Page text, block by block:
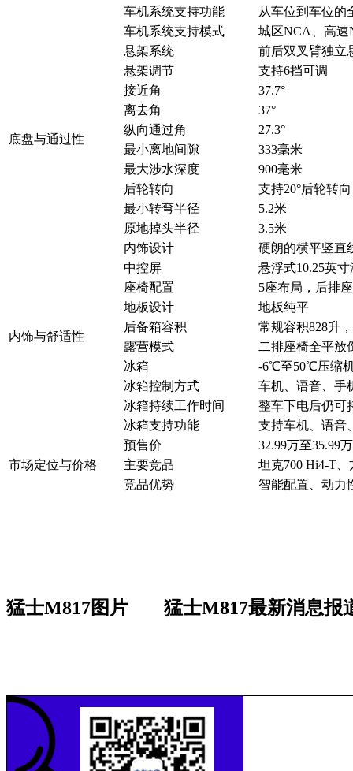
车机系统支持功能
从车位到车位的
车机系统支持模式
城区NCA、高速
底盘与通过性
悬架系统
前后双叉臂独立
悬架调节
支持6挡可调
接近角
37.7°
离去角
37°
纵向通过角
27.3°
最小离地间隙
333毫米
最大涉水深度
900毫米
后轮转向
支持20°后轮转向
最小转弯半径
5.2米
原地掉头半径
3.5米
内饰与舒适性
内饰设计
硬朗的横平竖直
中控屏
悬浮式10.25英
座椅配置
5座布局，后排
地板设计
地板纯平
后备箱容积
常规容积828升
露营模式
二排座椅全平放
冰箱
-6℃至50℃压缩
冰箱控制方式
车机、语音、手
冰箱持续工作时间
整车下电后仍可
冰箱支持功能
支持车机、语音
市场定位与价格
预售价
32.99万至35.99
主要竞品
坦克700 Hi4-T
竞品优势
智能配置、动力
猛士M817图片 猛士M817最新消息报